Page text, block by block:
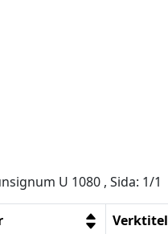
U 1080 , Sida: 1/1
Verktitel